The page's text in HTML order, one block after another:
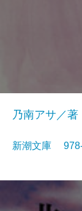
乃南アサ／著
新潮文庫